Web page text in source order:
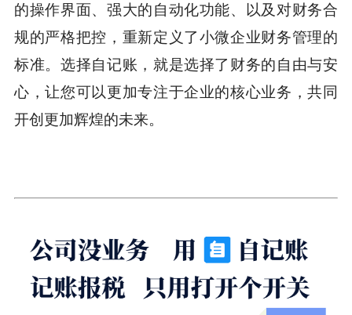
的操作界面、强大的自动化功能、以及对财务合
规的严格把控，重新定义了小微企业财务管理的
标准。选择自记账，就是选择了财务的自由与安
心，让您可以更加专注于企业的核心业务，共同
开创更加辉煌的未来。